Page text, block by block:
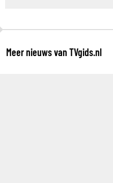
Meer nieuws van TVgids.nl